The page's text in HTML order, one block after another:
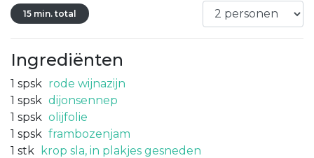
15 min. total
Ingrediënten
1 spsk rode wijnazijn
1 spsk dijonsennep
1 spsk olijfolie
1 spsk frambozenjam
1 stk
krop sla, in plakjes gesneden